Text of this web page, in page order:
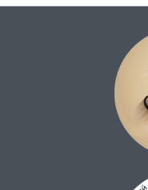
інфекцій, які
груп. У ході
Cucurbitaceae
вірусних
вірусами, та
вірусів, що
інфекції.
інфекцій, які